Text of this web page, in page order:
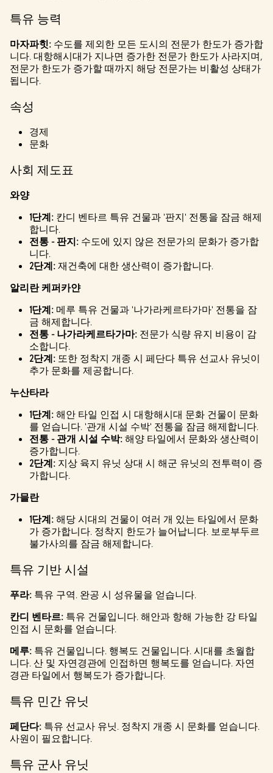
특유 능력
마자파힛: 수도를 제외한 모든 도시의 전문가 한도가 증가합
니다. 대항해시대가 지나면 증가한 전문가 한도가 사라지며,
전문가 한도가 증가할 때까지 해당 전문가는 비활성 상태가
됩니다.
속성
경제
문화
사회 제도표
와양
1단계: 칸디 벤타르 특유 건물과 '판지' 전통을 잠금 해제
합니다.
전통 - 판지: 수도에 있지 않은 전문가의 문화가 증가합
니다.
2단계:재건축에 대한 생산력이 증가합니다.
알리란 케퍼카얀
1단계: 메루 특유 건물과 '나가라케르타가마' 전통을 잠
금 해제합니다.
전통 - 나가라케르타가마: 전문가 식량 유지 비용이 감
소합니다.
2단계: 또한 정착지 개종 시 페단다 특유 선교사 유닛이
추가 문화를 제공합니다.
누산타라
1단계:해안 타일 인접 시 대항해시대 문화 건물이 문화
를 얻습니다. '관개 시설 수박' 전통을 잠금 해제합니다.
전통 - 관개 시설 수박:해양 타일에서 문화와 생산력이
증가합니다.
2단계: 지상 육지 유닛 상대 시 해군 유닛의 전투력이 증
가합니다.
가믈란
1단계:해당 시대의 건물이 여러 개 있는 타일에서 문화
가 증가합니다. 정착지 한도가 늘어납니다. 보로부두르
불가사의를 잠금 해제합니다.
특유 기반 시설
푸라: 특유 구역. 완공 시 성유물을 얻습니다.
칸디 벤타르: 특유 건물입니다. 해안과 항해 가능한 강 타일
인접 시 문화를 얻습니다.
메루: 특유 건물입니다. 행복도 건물입니다. 시대를 초월합
니다. 산 및 자연경관에 인접하면 행복도를 얻습니다. 자연
경관 타일에서 행복도가 증가합니다.
특유 민간 유닛
페단다: 특유 선교사 유닛. 정착지 개종 시 문화를 얻습니다.
사원이 필요합니다.
특유 군사 유닛